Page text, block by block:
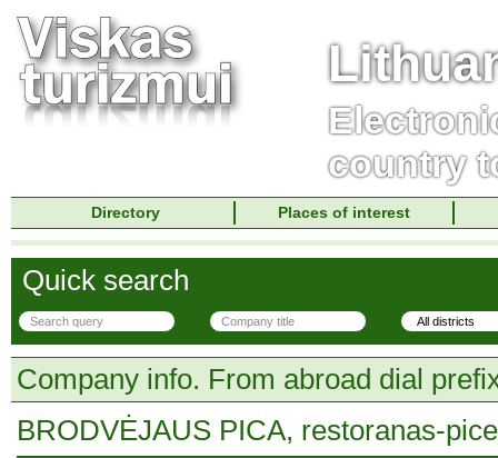
country
Directory Places of interest
Quick search
Company info. From abroad dial
BRODVĖJAUS PICA, restoranas-